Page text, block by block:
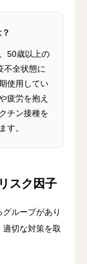
50歳以上の
不全状態に
使用してい
疲労を抱え
チン接種を
す。
スク因子
ループがあり
切な対策を取